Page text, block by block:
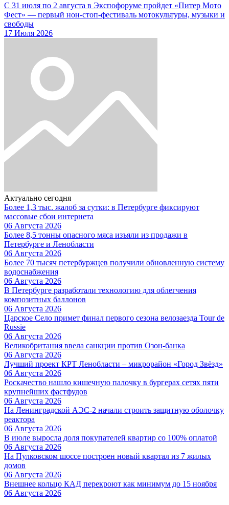
С 31 июля по 2 августа в Экспофоруме пройдет «Питер Мото
Фест» — первый нон-стоп-фестиваль мотокультуры, музыки и
свободы
17 Июля 2026
Актуально сегодня
Более 1,3 тыс. жалоб за сутки: в Петербурге фиксируют
массовые сбои интернета
06 Августа 2026
Более 8,5 тонны опасного мяса изъяли из продажи в
Петербурге и Ленобласти
06 Августа 2026
Более 70 тысяч петербуржцев получили обновленную систему
водоснабжения
06 Августа 2026
В Петербурге разработали технологию для облегчения
композитных баллонов
06 Августа 2026
Царское Село примет финал первого сезона велозаезда Tour de
Russie
06 Августа 2026
Великобритания ввела санкции против Озон-банка
06 Августа 2026
Лучший проект КРТ Ленобласти – микрорайон «Город Звёзд»
06 Августа 2026
Роскачество нашло кишечную палочку в бургерах сетях пяти
крупнейших фастфудов
06 Августа 2026
На Ленинградской АЭС-2 начали строить защитную оболочку
реактора
06 Августа 2026
В июле выросла доля покупателей квартир со 100% оплатой
06 Августа 2026
На Пулковском шоссе построен новый квартал из 7 жилых
домов
06 Августа 2026
Внешнее кольцо КАД перекроют как минимум до 15 ноября
06 Августа 2026